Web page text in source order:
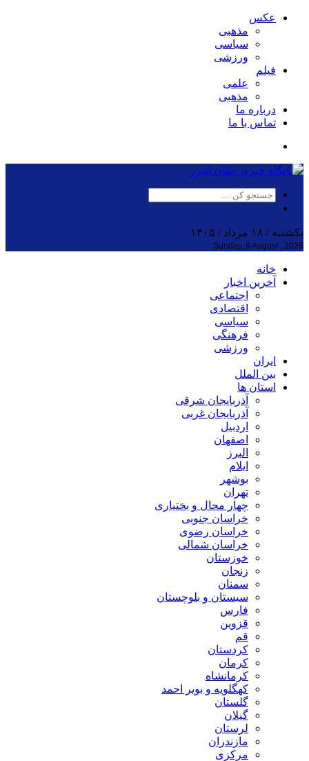
عکس
مذهبی
سیاسی
ورزشی
فیلم
علمی
مذهبی
درباره ما
تماس با ما
یکشنبه / ۱۸ مرداد / ۱۴۰۵
Sunday, 9 August , 2026
خانه
آخرین اخبار
اجتماعی
اقتصادی
سیاسی
فرهنگی
ورزشی
ایران
بین الملل
استان ها
آذربایجان شرقی
آذربایجان غربی
اردبیل
اصفهان
البرز
ایلام
بوشهر
تهران
چهار محال و بختیاری
خراسان جنوبی
خراسان رضوی
خراسان شمالی
خوزستان
زنجان
سمنان
سیستان و بلوچستان
فارس
قزوین
قم
کردستان
کرمان
کرمانشاه
کهگلویه و بویر احمد
گلستان
گیلان
لرستان
مازندران
مرکزی